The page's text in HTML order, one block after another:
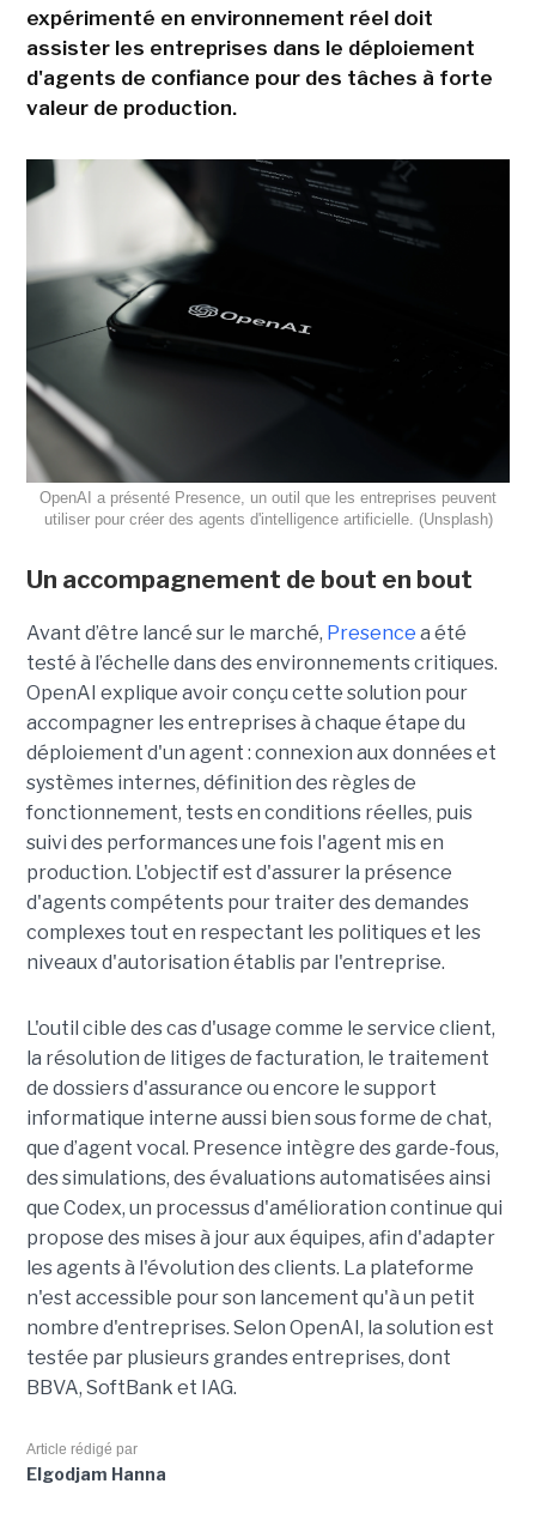
expérimenté en environnement réel doit
assister les entreprises dans le déploiement
d'agents de confiance pour des tâches à forte
valeur de production.
OpenAI a présenté Presence, un outil que les entreprises peuvent
utiliser pour créer des agents d'intelligence artificielle. (Unsplash)
Un accompagnement de bout en bout
Avant d’être lancé sur le marché, Presence a été
testé à l’échelle dans des environnements critiques.
OpenAI explique avoir conçu cette solution pour
accompagner les entreprises à chaque étape du
déploiement d'un agent : connexion aux données et
systèmes internes, définition des règles de
fonctionnement, tests en conditions réelles, puis
suivi des performances une fois l'agent mis en
production. L'objectif est d'assurer la présence
d'agents compétents pour traiter des demandes
complexes tout en respectant les politiques et les
niveaux d'autorisation établis par l'entreprise.
L'outil cible des cas d'usage comme le service client,
la résolution de litiges de facturation, le traitement
de dossiers d'assurance ou encore le support
informatique interne aussi bien sous forme de chat,
que d’agent vocal. Presence intègre des garde-fous,
des simulations, des évaluations automatisées ainsi
que Codex, un processus d'amélioration continue qui
propose des mises à jour aux équipes, afin d'adapter
les agents à l'évolution des clients. La plateforme
n'est accessible pour son lancement qu'à un petit
nombre d'entreprises. Selon OpenAI, la solution est
testée par plusieurs grandes entreprises, dont
BBVA, SoftBank et IAG.
Article rédigé par
Elgodjam Hanna